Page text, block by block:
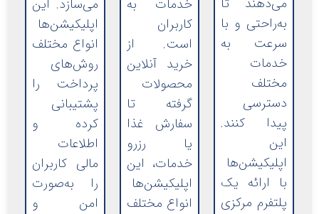
به‌راحتی و با
سرعت به
خدمات
مختلف
دسترسی
پیدا کنند.
اپلیکیشن‌ها
با ارائه یک
پلتفرم مرکزی
خدمات به
کاربران
است. از
خرید آنلاین
محصولات
گرفته تا
سفارش غذا
یا رزرو
خدمات، این
اپلیکیشن‌ها
انواع مختلف
می‌سازد. این
اپلیکیشن‌ها
انواع مختلف
روش‌های
پرداخت را
پشتیبانی
کرده و
اطلاعات
مالی کاربران
را به‌صورت
امن و